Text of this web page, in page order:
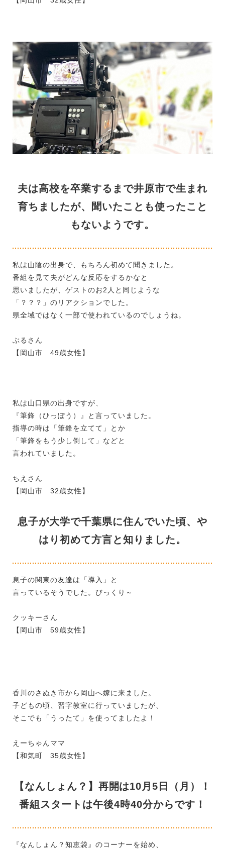
夫は高校を卒業するまで井原市で生まれ
育ちましたが、聞いたことも使ったこと
もないようです。
私は山陰の出身で、もちろん初めて聞きました。
番組を見て夫がどんな反応をするかなと
思いましたが、ゲストのお2人と同じような
「？？？」のリアクションでした。
県全域ではなく一部で使われているのでしょうね。
ぶるさん
【岡山市 49歳女性】
私は山口県の出身ですが、
『筆鋒（ひっぽう）』と言っていました。
指導の時は「筆鋒を立てて」とか
「筆鋒をもう少し倒して」などと
言われていました。
ちえさん
【岡山市 32歳女性】
息子が大学で千葉県に住んでいた頃、や
はり初めて方言と知りました。
息子の関東の友達は「導入」と
言っているそうでした。びっくり～
クッキーさん
【岡山市 59歳女性】
香川のさぬき市から岡山へ嫁に来ました。
子どもの頃、習字教室に行っていましたが、
そこでも「うったて」を使ってましたよ！
えーちゃんママ
【和気町 35歳女性】
【なんしょん？】再開は10月5日（月）！
番組スタートは午後4時40分からです！
『なんしょん？知恵袋』のコーナーを始め、